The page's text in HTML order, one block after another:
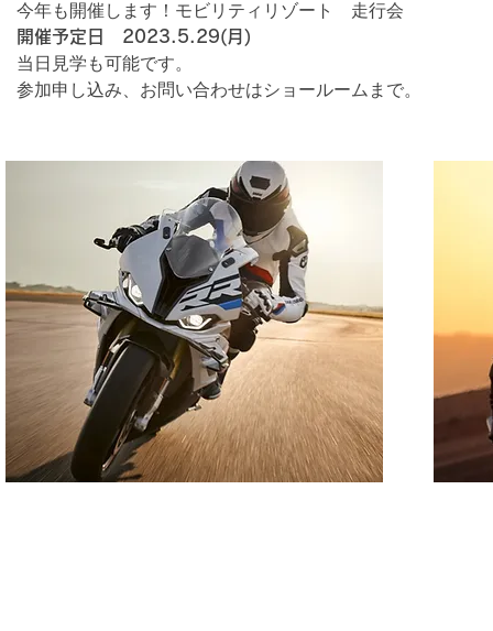
今年も開催します！モビリティリゾート 走行会
開催予定日 2023.5.29(月)
当日見学も可能です。
​参加申し込み、お問い合わせはショールームまで。